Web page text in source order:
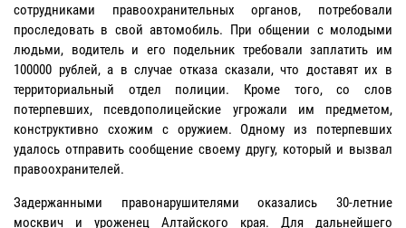
сотрудниками правоохранительных органов, потребовали
проследовать в свой автомобиль. При общении с молодыми
людьми, водитель и его подельник требовали заплатить им
100000 рублей, а в случае отказа сказали, что доставят их в
территориальный отдел полиции. Кроме того, со слов
потерпевших, псевдополицейские угрожали им предметом,
конструктивно схожим с оружием. Одному из потерпевших
удалось отправить сообщение своему другу, который и вызвал
правоохранителей.
Задержанными правонарушителями оказались 30-летние
москвич и уроженец Алтайского края. Для дальнейшего